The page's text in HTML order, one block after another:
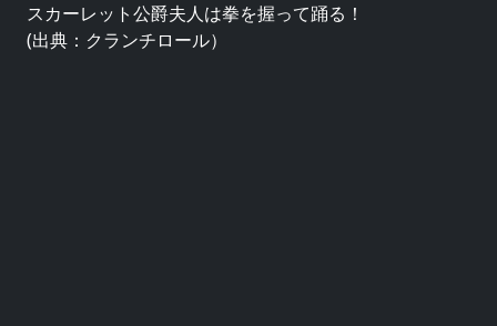
スカーレット公爵夫人は拳を握って踊る！
(出典：クランチロール）